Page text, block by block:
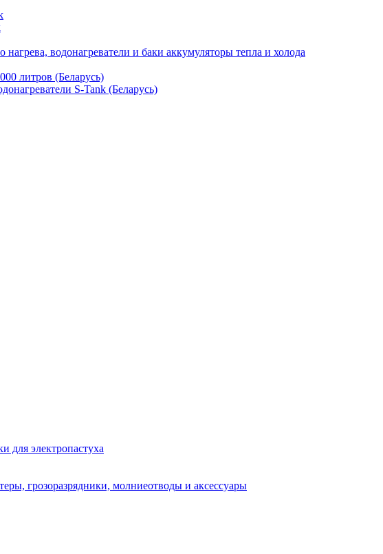
нагрева, водонагреватели и баки аккумуляторы тепла и холода
литров (Беларусь)
S-Tank (Беларусь)
для электропастуха
грозоразрядники, молниеотводы и аксессуары